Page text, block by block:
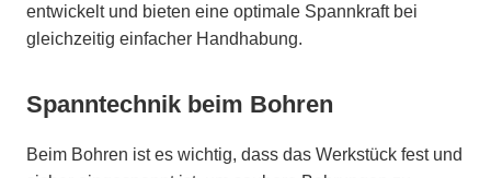
entwickelt und bieten eine optimale Spannkraft bei
gleichzeitig einfacher Handhabung.
Spanntechnik beim Bohren
Beim Bohren ist es wichtig, dass das Werkstück fest und